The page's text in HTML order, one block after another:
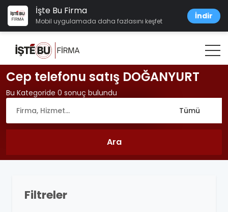
İşte Bu Firma
Mobil uygulamada daha fazlasını keşfet
İndir
Cep telefonu satış DOĞANYURT
Bu Kategoride 0 sonuç bulundu
Filtreler